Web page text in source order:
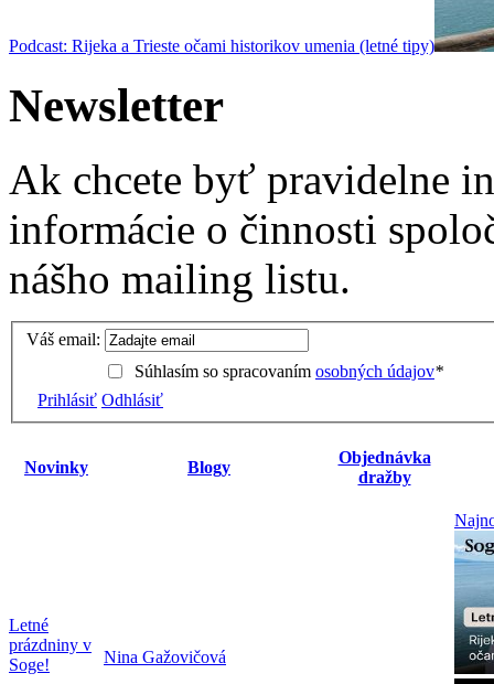
Podcast: Rijeka a Trieste očami historikov umenia (letné tipy)
Newsletter
Ak chcete byť pravidelne
informácie o činnosti
nášho mailing listu.
Váš email:
Súhlasím so spracovaním osobných údajov*
Prihlásiť Odhlásiť
Novinky Blogy
Objednávka
dražby
Letné
prázdniny v
Soge!
Nina Gažovičová